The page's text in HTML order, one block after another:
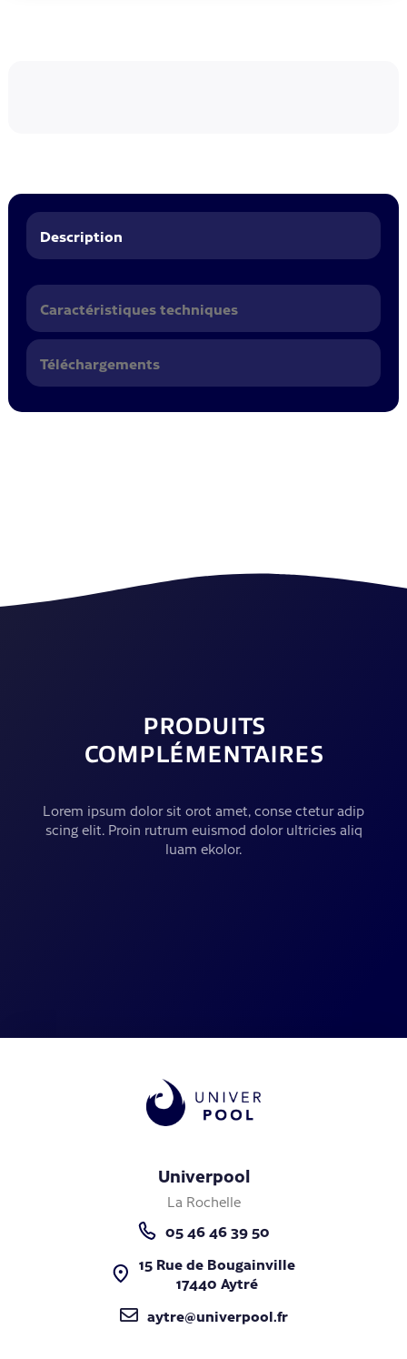
Description
Caractéristiques techniques
Téléchargements
PRODUITS
COMPLÉMENTAIRES
Lorem ipsum dolor sit orot amet, conse ctetur adip
scing elit. Proin rutrum euismod dolor ultricies aliq
luam ekolor.
Univerpool
La Rochelle
05 46 46 39 50
15 Rue de Bougainville
17440 Aytré
aytre@univerpool.fr